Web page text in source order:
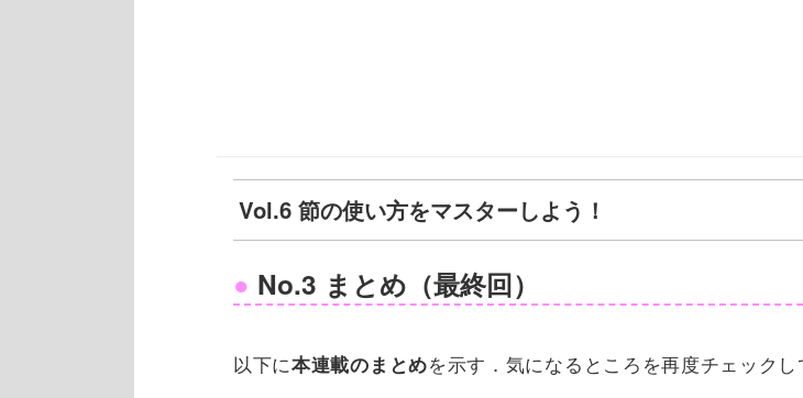
Vol.6 節の使い方をマスターしよう！
No.3 まとめ（最終回）
以下に本連載のまとめを示す．気になるところを再度チェックし